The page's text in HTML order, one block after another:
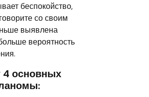
беспокойство,
со своим
выявлена
вероятность
4 основных